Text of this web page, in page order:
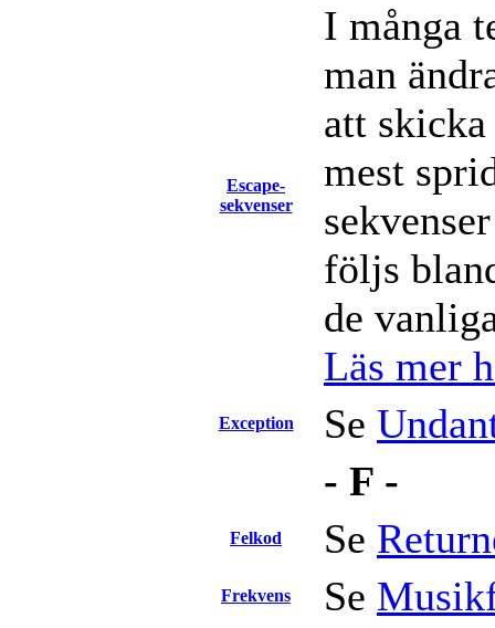
Escape-
sekvenser
I många
man
att
mest
följs
de
Läs mer
Exception Se
- F -
Felkod Se
Frekvens Se